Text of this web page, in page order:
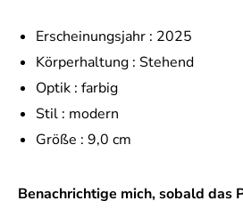
Erscheinungsjahr : 2025
Körperhaltung : Stehend
Optik : farbig
Stil : modern
Größe : 9,0 cm
Benachrichtige mich, sobald das